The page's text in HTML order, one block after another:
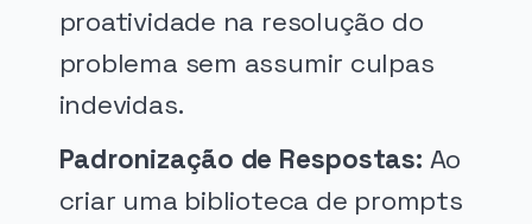
proatividade na resolução do
problema sem assumir culpas
indevidas.
Padronização de Respostas: Ao
criar uma biblioteca de prompts